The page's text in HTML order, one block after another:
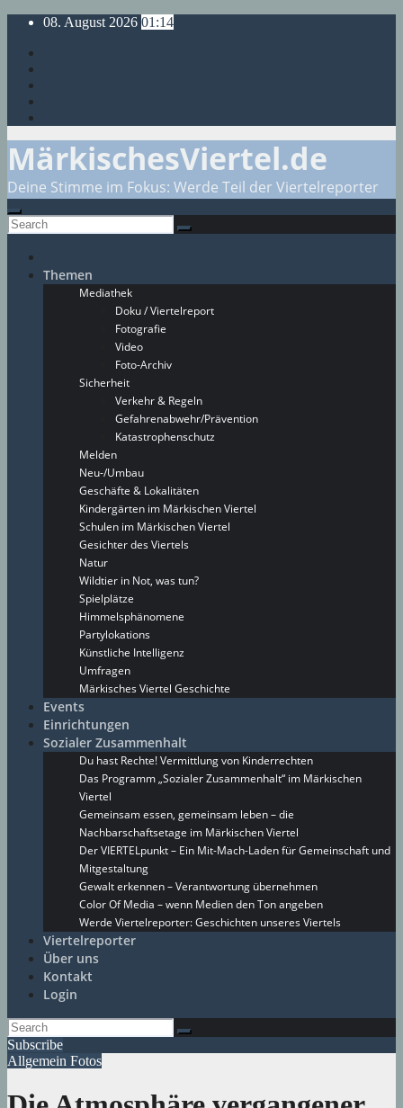
Skip
content
08. August 2026 01:14
MärkischesViertel.de
Deine Stimme im Fokus: Werde Teil der Viertelreporter
Themen
Mediathek
Doku / Viertelreport
Fotografie
Video
Foto-Archiv
Sicherheit
Verkehr & Regeln
Gefahrenabwehr/Prävention
Katastrophenschutz
Melden
Neu-/Umbau
Geschäfte & Lokalitäten
Kindergärten im Märkischen Viertel
Schulen im Märkischen Viertel
Gesichter des Viertels
Natur
Wildtier in Not, was tun?
Spielplätze
Himmelsphänomene
Partylokations
Künstliche Intelligenz
Umfragen
Märkisches Viertel Geschichte
Events
Einrichtungen
Sozialer Zusammenhalt
Du hast Rechte! Vermittlung von Kinderrechten
Das Programm „Sozialer Zusammenhalt“ im Märkischen
Viertel
Gemeinsam essen, gemeinsam leben – die
Nachbarschaftsetage im Märkischen Viertel
Der VIERTELpunkt – Ein Mit-Mach-Laden für Gemeinschaft und
Mitgestaltung
Gewalt erkennen – Verantwortung übernehmen
Color Of Media – wenn Medien den Ton angeben
Werde Viertelreporter: Geschichten unseres Viertels
Viertelreporter
Über uns
Kontakt
Login
Subscribe
Allgemein Fotos